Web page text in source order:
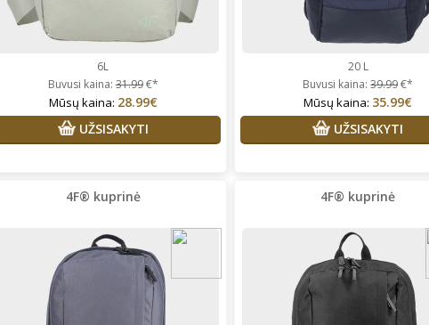
6L
Buvusi kaina:31.99€*
Mūsų kaina: 28.99€
UŽSISAKYTI
20 L
Buvusi kaina:39.99€*
Mūsų kaina: 35.99€
UŽSISAKYTI
4F® kuprinė 4F® kuprinė